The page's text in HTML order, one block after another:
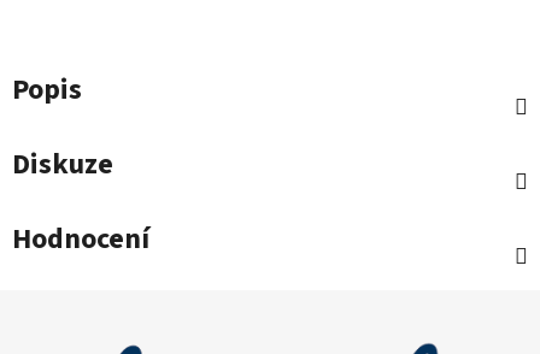
Popis
Diskuze
Hodnocení